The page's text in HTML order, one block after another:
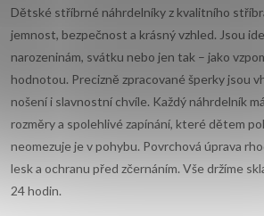
v
l
á
d
a
c
Dětské stříbrné náhrdelníky z kvalitního
jemnost, bezpečnost a krásný vzhled. Jsou
narozeninám, svátku nebo jen tak – jako
hodnotou. Precizně zpracované šperky jsou
nošení i slavnostní chvíle. Každý náhrdelník
rozměry a spolehlivé zapínání, které dětem
neomezuje je v pohybu. Povrchová úprava
lesk a ochranu před zčernáním. Vše držíme
24 hodin.